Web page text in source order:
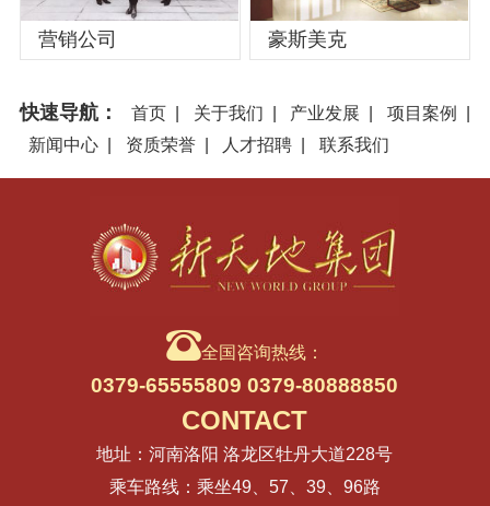
营销公司 豪斯美克
快速导航： 首页 关于我们 产业发展 项目案例
新闻中心
资质荣誉 人才招聘 联系我们
全国咨询热线：
0379-65555809 0379-80888850
CONTACT
地址：河南洛阳 洛龙区牡丹大道228号
乘车路线：乘坐49、57、39、96路